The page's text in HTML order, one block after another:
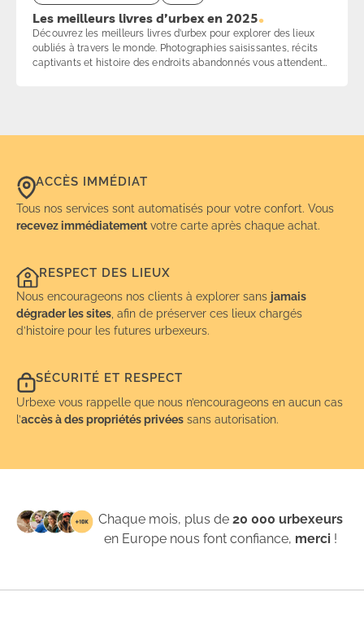
Les meilleurs livres d’urbex en 2025
Découvrez les meilleurs livres d’urbex pour explorer des lieux
oubliés à travers le monde. Photographies saisissantes, récits
captivants et histoire des endroits abandonnés vous attendent
ACCÈS IMMÉDIAT
Tous nos services sont automatisés pour votre confort. Vous
recevez immédiatement votre carte après chaque achat.
RESPECT DES LIEUX
Nous encourageons nos clients à explorer sans jamais
dégrader les sites , afin de préserver ces lieux chargés
d’histoire pour les futures urbexeurs.
SÉCURITÉ ET RESPECT
Urbexe vous rappelle que nous n’encourageons en aucun cas
l’accès à des propriétés privées sans autorisation.
Chaque mois, plus de20 000 urbexeurs
en Europe nous font confiance, merci !